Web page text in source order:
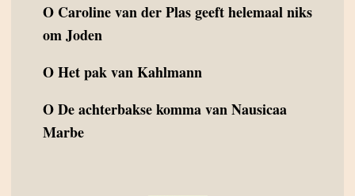
O Caroline van der Plas geeft helemaal niks
om Joden
OHet pak van Kahlmann
ODe achterbakse komma van Nausicaa
Marbe